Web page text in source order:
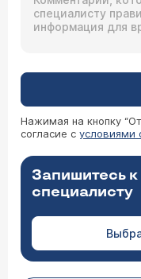
Нажимая на кнопку
согласие с условиями
Запишитесь
специалисту